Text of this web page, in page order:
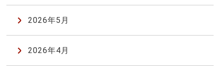
2026年5月
2026年4月